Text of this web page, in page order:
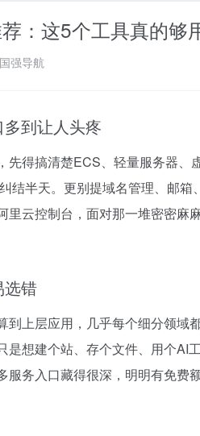
：这5个工具真的够
国强导航
到让人头疼
先得搞清楚ECS、轻量服务器、
结半天。更别提域名管理、邮箱
云控制台，面对那一堆密密麻
选错
到上层应用，几乎每个细分领域
是想建个站、存个文件、用个AI
服务入口藏得很深，明明有免费